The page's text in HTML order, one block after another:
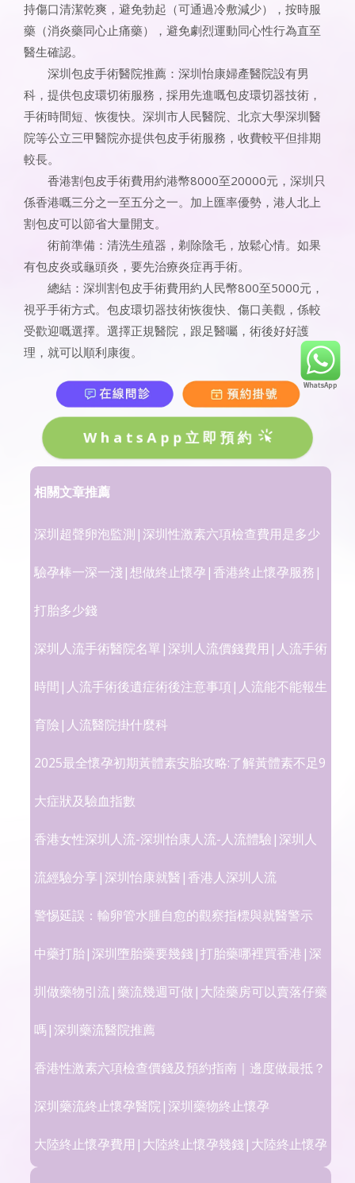
持傷口清潔乾爽，避免勃起（可通過冷敷減少），按時服
藥（消炎藥同心止痛藥），避免劇烈運動同心性行為直至
醫生確認。
深圳包皮手術醫院推薦：深圳怡康婦產醫院設有男
科，提供包皮環切術服務，採用先進嘅包皮環切器技術，
手術時間短、恢復快。深圳市人民醫院、北京大學深圳醫
院等公立三甲醫院亦提供包皮手術服務，收費較平但排期
較長。
香港割包皮手術費用約港幣8000至20000元，深圳只
係香港嘅三分之一至五分之一。加上匯率優勢，港人北上
割包皮可以節省大量開支。
術前準備：清洗生殖器，剃除陰毛，放鬆心情。如果
有包皮炎或龜頭炎，要先治療炎症再手術。
總結：深圳割包皮手術費用約人民幣800至5000元，
視乎手術方式。包皮環切器技術恢復快、傷口美觀，係較
受歡迎嘅選擇。選擇正規醫院，跟足醫囑，術後好好護
理，就可以順利康復。
WhatsApp立即預約
相關文章推薦
深圳超聲卵泡監測|深圳性激素六項檢查費用是多少
驗孕棒一深一淺|想做終止懷孕|香港終止懷孕服務|
打胎多少錢
深圳人流手術醫院名單|深圳人流價錢費用|人流手術
時間|人流手術後遺症術後注意事項|人流能不能報生
育險|人流醫院掛什麼科
2025最全懷孕初期黃體素安胎攻略:了解黃體素不足9
大症狀及驗血指數
香港女性深圳人流-深圳怡康人流-人流體驗|深圳人
流經驗分享|深圳怡康就醫|香港人深圳人流
警惕延誤：輸卵管水腫自愈的觀察指標與就醫警示
中藥打胎|深圳墮胎藥要幾錢|打胎藥哪裡買香港|深
圳做藥物引流|藥流幾週可做|大陸藥房可以賣落仔藥
嗎|深圳藥流醫院推薦
香港性激素六項檢查價錢及預約指南｜邊度做最抵？
深圳藥流終止懷孕醫院|深圳藥物終止懷孕
大陸終止懷孕費用|大陸終止懷孕幾錢|大陸終止懷孕